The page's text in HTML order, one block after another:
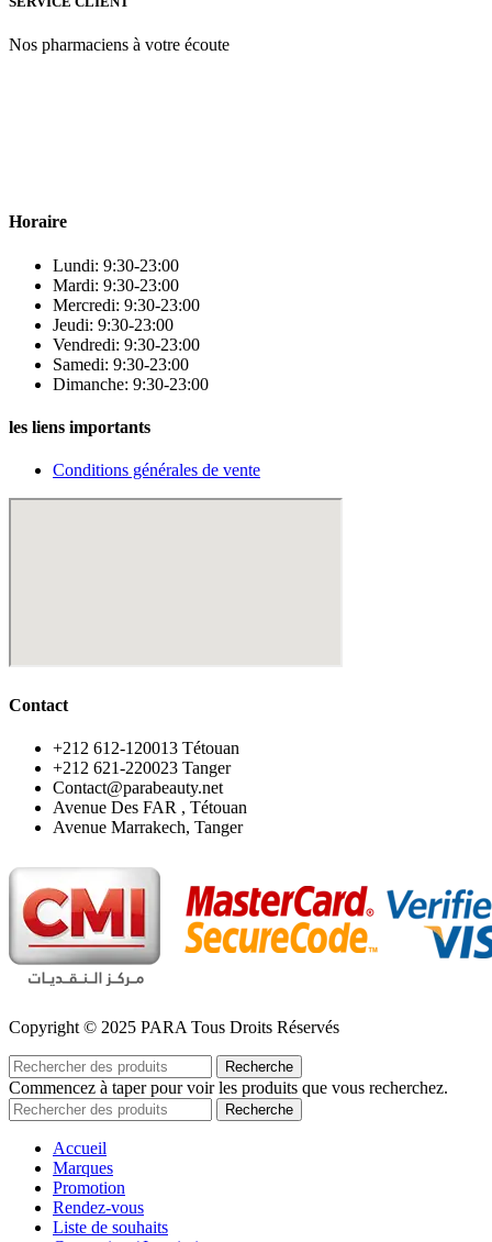
Nos pharmaciens à votre écoute
Horaire
Lundi: 9:30-23:00
Mardi: 9:30-23:00
Mercredi: 9:30-23:00
Jeudi: 9:30-23:00
Vendredi: 9:30-23:00
Samedi: 9:30-23:00
Dimanche: 9:30-23:00
les liens importants
Conditions générales de vente
Contact
‪+212 612-120013 Tétouan
‪+212 621-220023 Tanger
Contact@parabeauty.net
Avenue Des FAR , Tétouan
Avenue Marrakech, Tanger
Copyright © 2025 PARA Tous Droits Réservés
Recherche
Commencez à taper pour voir les produits que vous recherchez.
Recherche
Accueil
Marques
Promotion
Rendez-vous
Liste de souhaits